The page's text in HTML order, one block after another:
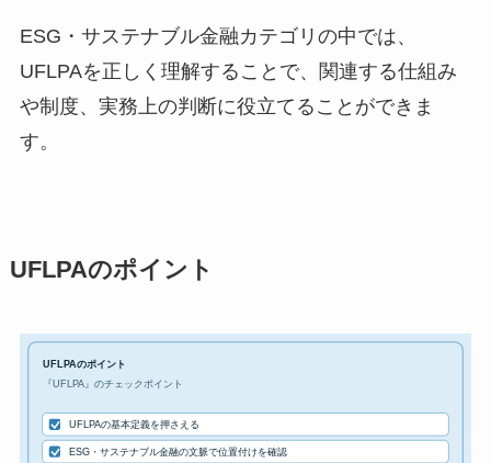
ESG・サステナブル金融カテゴリの中では、
UFLPAを正しく理解することで、関連する仕組み
や制度、実務上の判断に役立てることができま
す。
UFLPAのポイント
UFLPAのポイント
『UFLPA』のチェックポイント
UFLPAの基本定義を押さえる
ESG・サステナブル金融の文脈で位置付けを確認